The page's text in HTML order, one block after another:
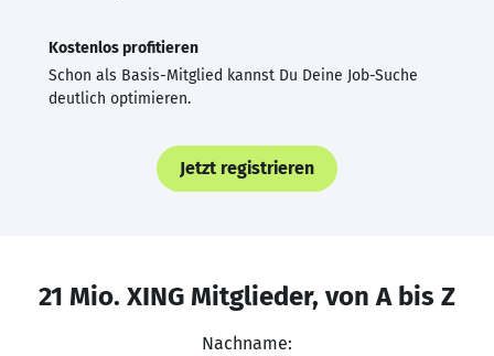
Kostenlos profitieren
Schon als Basis-Mitglied kannst Du Deine Job-Suche
deutlich optimieren.
Jetzt registrieren
21 Mio. XING Mitglieder, von A bis Z
Nachname: